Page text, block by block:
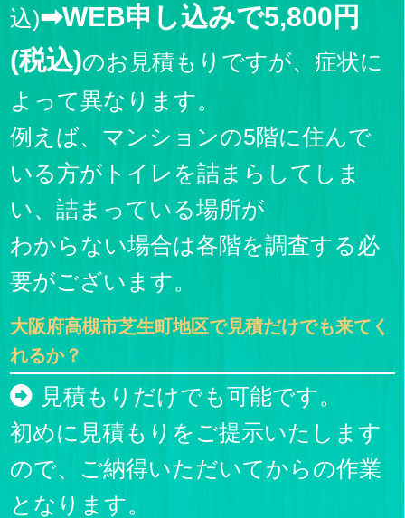
込)➡WEB申し込みで5,800円
(税込)のお見積もりですが、症状に
よって異なります。
例えば、マンションの5階に住んで
いる方がトイレを詰まらしてしま
い、詰まっている場所が
わからない場合は各階を調査する必
要がございます。
大阪府高槻市芝生町地区で見積だけでも来てく
れるか？
見積もりだけでも可能です。
初めに見積もりをご提示いたします
ので、ご納得いただいてからの作業
となります。